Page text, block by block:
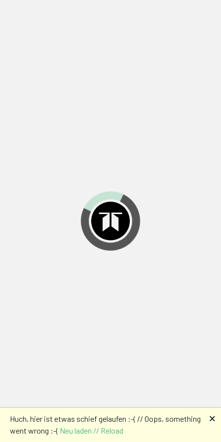
Huch, hier ist etwas schief gelaufen :-( // Oops, something
went wrong :-( Neu laden // Reload
🗙